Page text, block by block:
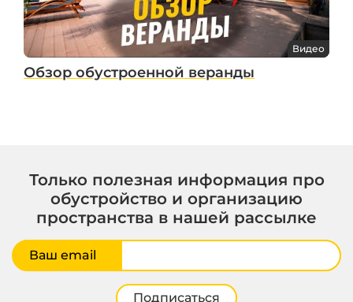
Видео
Обзор обустроенной веранды
Только полезная информация про
обустройство и организацию
пространства в нашей рассылке
Ваш email
Подписаться